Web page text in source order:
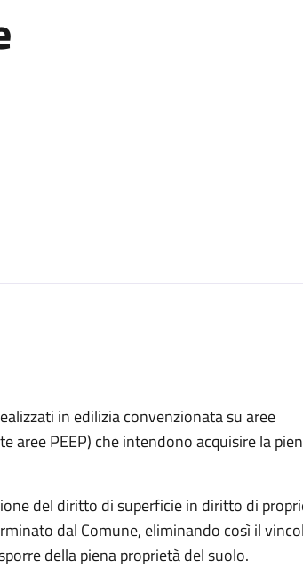
in edilizia convenzionata su aree
aree PEEP) che intendono acquisire la
del diritto di superficie in diritto di
dal Comune, eliminando così il
della piena proprietà del suolo.